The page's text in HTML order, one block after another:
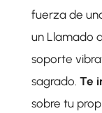
fuerza de
un Llamado
soporte
sagrado. Te
sobre tu